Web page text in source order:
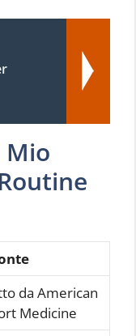
Mio
da American
Medicine